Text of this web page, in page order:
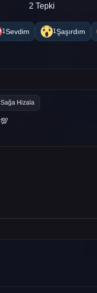
2 Tepki
1Sevdim 1Şaşırdım
Sağa Hizala
💯